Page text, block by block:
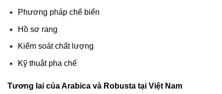
Phương pháp chế biến
Hồ sơ rang
Kiểm soát chất lượng
Kỹ thuật pha chế
Tương lai của Arabica và Robusta tại Việt Nam